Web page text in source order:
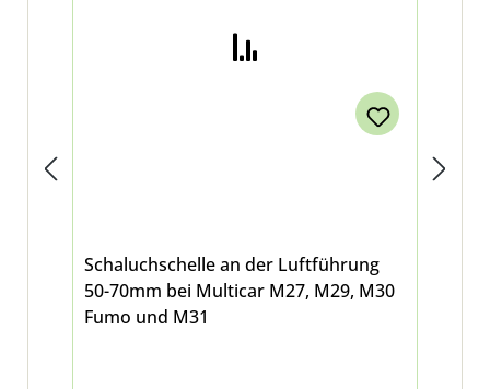
Schaluchschelle an der Luftführung
50-70mm bei Multicar M27, M29, M30
Fumo und M31